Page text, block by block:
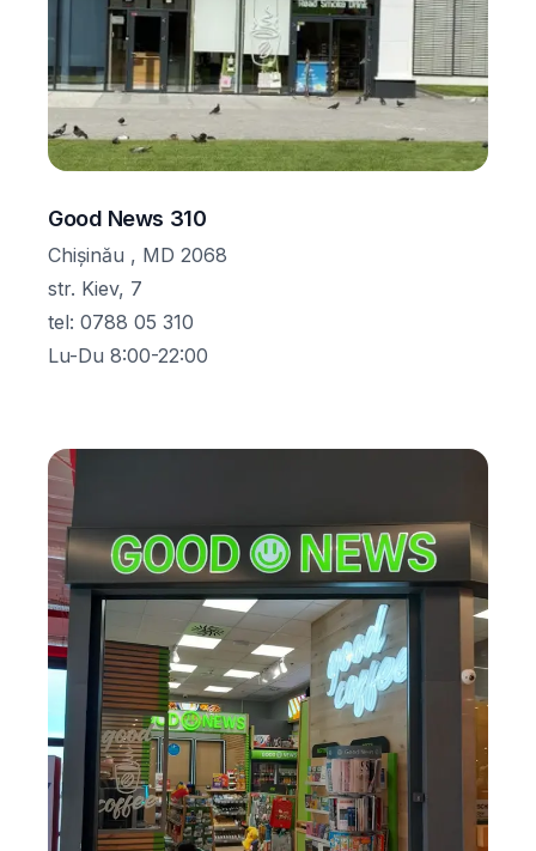
Good News 310
Chișinău , MD 2068
str. Kiev, 7
tel: 0788 05 310
Lu-Du 8:00-22:00